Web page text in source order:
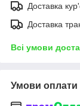
Доставка
Доставка
Всі умови
Умови оплати